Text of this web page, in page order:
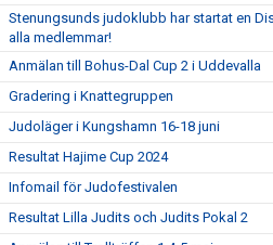
Stenungsunds judoklubb har startat en
alla medlemmar!
Anmälan till Bohus-Dal Cup 2 i Uddevalla
Gradering i Knattegruppen
Judoläger i Kungshamn 16-18 juni
Resultat Hajime Cup 2024
Infomail för Judofestivalen
Resultat Lilla Judits och Judits Pokal 2